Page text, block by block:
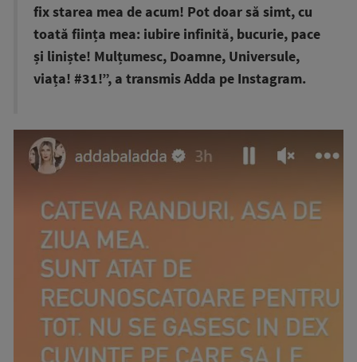
fix starea mea de acum! Pot doar să simt, cu
toată ființa mea: iubire infinită, bucurie, pace
și liniște! Mulțumesc, Doamne, Universule,
viața! #31!”, a transmis Adda pe Instagram.